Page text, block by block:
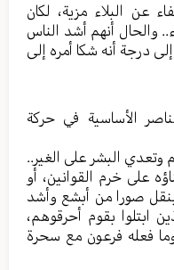
عن البلاء مزية، لكان
والحال أنهم أشد الناس
درجة أنه شكا أمره إلى
الأساسية في حركة
وتعدي البشر على الغير..
على خرم القوانين، أو
صورا من أبشع وأشد
ابتلوا بقوم أحرقوهم،
فعله فرعون مع سحرة